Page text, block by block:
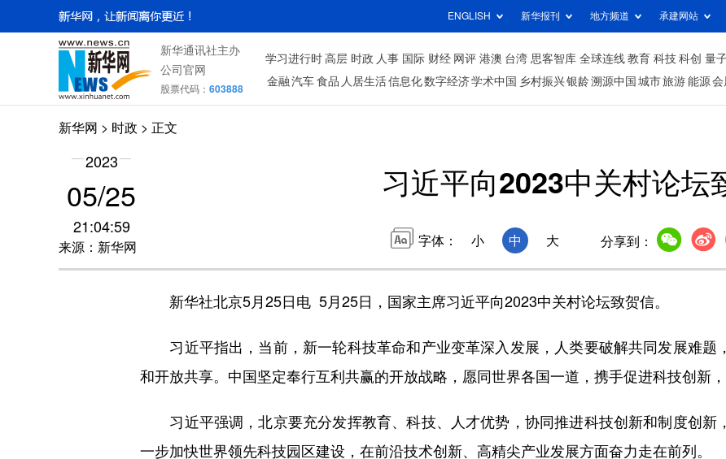
ENGLISH 新华报刊 地方频道 承建网站
新华通讯社主办
公司官网
股票代码： 603888
学习进行时 高层 时政 人事 国际 财经 网评 港澳 台湾 思客智库 全球连线 教育 科技 科创 量
金融 汽车 食品 人居生活信息化数字经济学术中国 乡村振兴银龄溯源中国 城市旅游 能源 会
新华网 > 时政 > 正文
2023
05/25
21:04:59
来源：新华网
习近平向2023中关村论坛
字体： 小 中 大 分享到：
新华社北京5月25日电 5月25日，国家主席习近平向2023中关村论坛致贺信。
习近平指出，当前，新一轮科技革命和产业变革深入发展，人类要破解共同发展难题
和开放共享。中国坚定奉行互利共赢的开放战略，愿同世界各国一道，携手促进科技创新
习近平强调，北京要充分发挥教育、科技、人才优势，协同推进科技创新和制度创新
一步加快世界领先科技园区建设，在前沿技术创新、高精尖产业发展方面奋力走在前列。